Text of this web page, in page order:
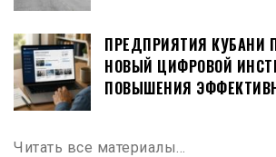
ПРЕДПРИЯТИЯ КУБАНИ
НОВЫЙ ЦИФРОВОЙ
ПОВЫШЕНИЯ
Читать все материалы…